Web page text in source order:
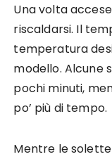
Una volta
riscaldarsi. Il
temperatura
modello. Alcune
pochi minuti,
po’ più di tempo.
Mentre le